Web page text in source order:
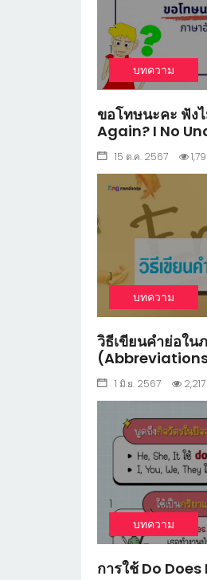
1
บทความ
ขอโทษนะคะ ฟัง
Again? I No
15 ต.ค. 2567
1
บทความ
วิธีเขียนคำย่อใน
1 มิ.ย. 2567
1
บทความ
การใช้ Do Does